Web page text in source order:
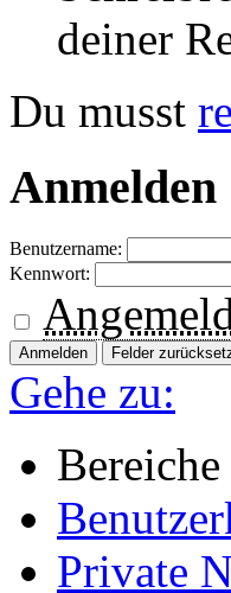
deiner
Du musst
Anmelden
Benutzername:
Kennwort:
Gehe zu:
Bereiche
Private